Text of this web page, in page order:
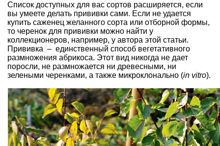
Список доступных для вас сортов расширяется, если
вы умеете делать прививки сами. Если не удается
купить саженец желанного сорта или отборной формы,
то черенок для прививки можно найти у
коллекционеров, например, у автора этой статьи.
Прививка – единственный способ вегетативного
размножения абрикоса. Этот вид никогда не дает
поросли, не размножается ни древесными, ни
зелеными черенками, а также микроклонально (in vitro).